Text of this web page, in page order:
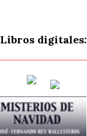
Libros digitales: